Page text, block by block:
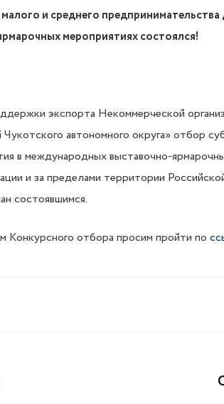
и среднего предпринимательства
мероприятиях состоялся!
экспорта Некоммерческой
автономного округа» отбор
в международных выставочно-
и за пределами территории
состоявшимся.
Конкурсного отбора просим пройти по